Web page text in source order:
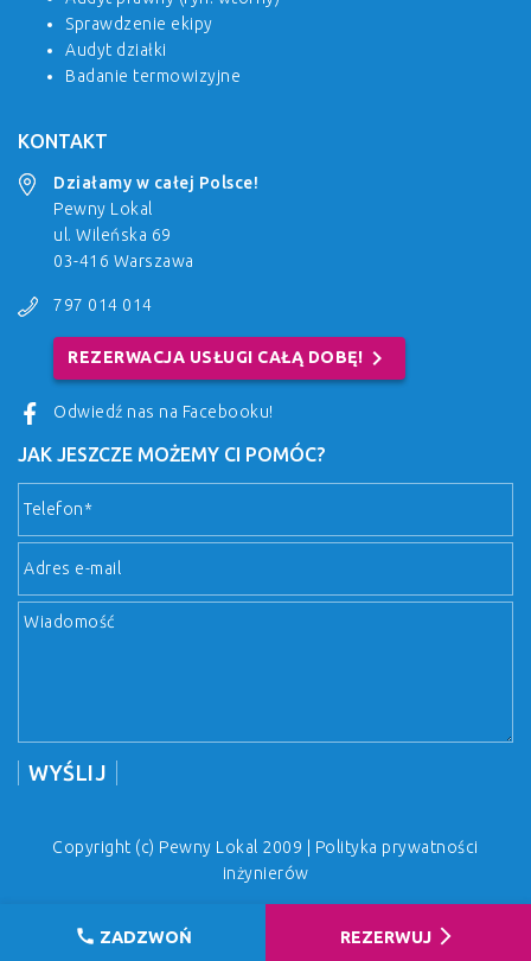
Sprawdzenie ekipy
Audyt działki
Badanie termowizyjne
KONTAKT
Działamy w całej Polsce!
Pewny Lokal
ul. Wileńska 69
03-416 Warszawa
797 014 014
REZERWACJA USŁUGI CAŁĄ DOBĘ! chevron_right
Odwiedź nas na Facebooku!
JAK JESZCZE MOŻEMY CI POMÓC?
Copyright (c) Pewny Lokal 2009 | Polityka prywatności
inżynierów
call ZADZWOŃ REZERWUJ arrow_forward_ios